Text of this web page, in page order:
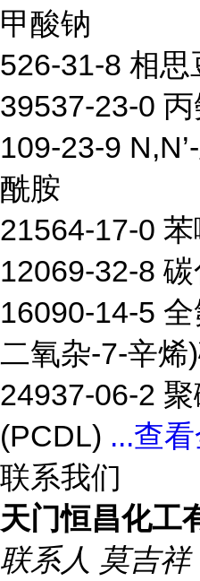
甲酸钠
526-31-8 相思
39537-23-0
109-23-9
酰胺
21564-17-0
12069-32-8 碳
16090-14-5
二氧杂-7-辛烯
24937-06-2
(PCDL) ...查
联系我们
天门恒昌化工
联系人 莫吉祥